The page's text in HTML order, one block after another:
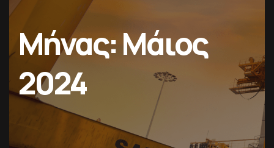
Μήνας:Μάιος
2024